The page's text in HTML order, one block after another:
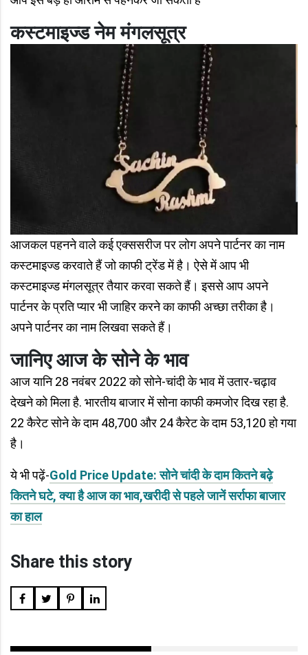
कस्टमाइज्ड नेम मंगलसूत्र
आजकल पहनने वाले कई एक्ससरीज पर लोग अपने पार्टनर का नाम
कस्टमाइज्ड करवाते हैं जो काफी ट्रेंड में है। ऐसे में आप भी
कस्टमाइज्ड मंगलसूत्र तैयार करवा सकते हैं। इससे आप अपने
पार्टनर के प्रति प्यार भी जाहिर करने का काफी अच्छा तरीका है।
अपने पार्टनर का नाम लिखवा सकते हैं।
जानिए आज के सोने के भाव
आज यानि 28 नवंबर 2022 को सोने-चांदी के भाव में उतार-चढ़ाव
देखने को मिला है. भारतीय बाजार में सोना काफी कमजोर दिख रहा है.
22 कैरेट सोने के दाम 48,700 और 24 कैरेट के दाम 53,120 हो गया
है।
ये भी पढ़ें-Gold Price Update: सोने चांदी के दाम कितने बढ़े
कितने घटे, क्या है आज का भाव,खरीदी से पहले जानें सर्राफा बाजार
का हाल
Share this story